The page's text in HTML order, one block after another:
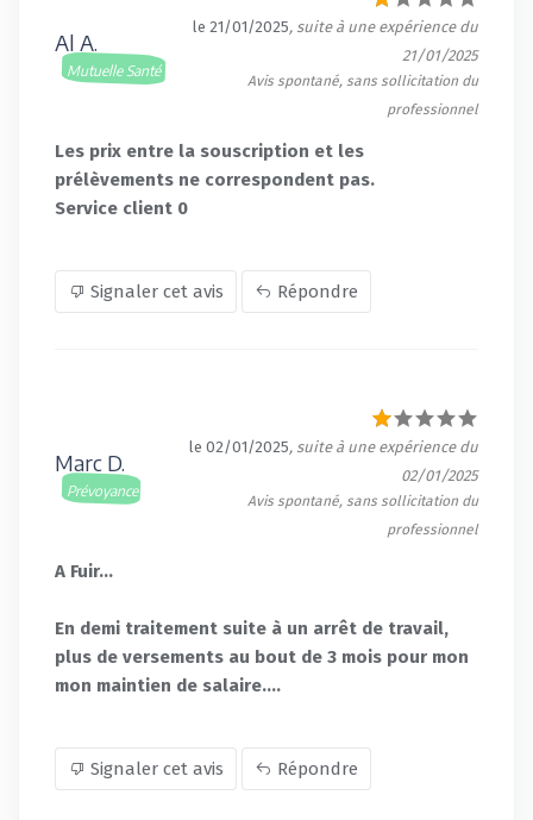
Al A.
Mutuelle Santé
le 21/01/2025, suite à une expérience du
21/01/2025
Avis spontané, sans sollicitation du
professionnel
Les prix entre la souscription et les
prélèvements ne correspondent pas.
Service client 0
Signaler cet avis Répondre
Marc D.
Prévoyance
le 02/01/2025, suite à une expérience du
02/01/2025
Avis spontané, sans sollicitation du
professionnel
A Fuir...
En demi traitement suite à un arrêt de travail,
plus de versements au bout de 3 mois pour mon
mon maintien de salaire....
Signaler cet avis Répondre